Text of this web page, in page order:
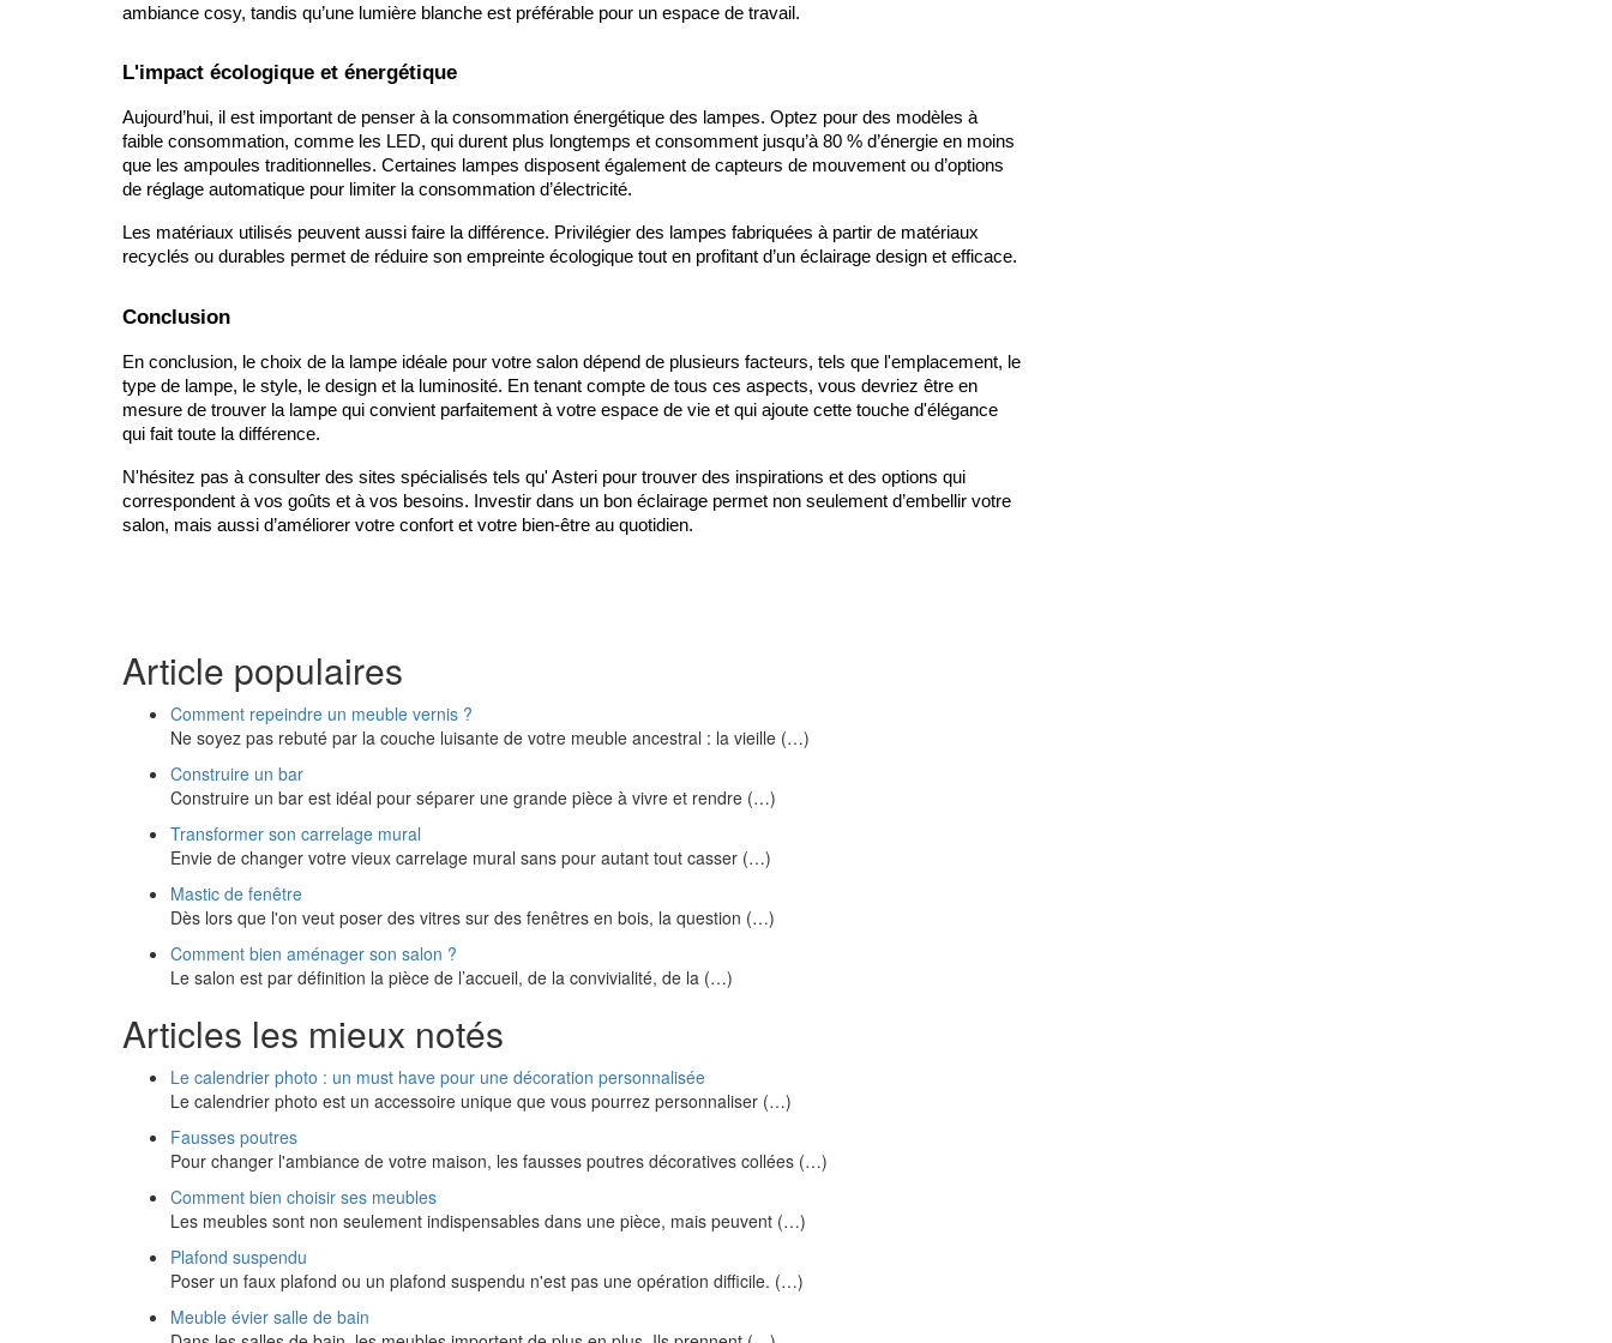
ambiance cosy, tandis qu’une lumière blanche est préférable pour un espace de travail.
L'impact écologique et énergétique
Aujourd’hui, il est important de penser à la consommation énergétique des lampes. Optez pour des modèles à
faible consommation, comme les LED, qui durent plus longtemps et consomment jusqu’à 80 % d’énergie en moins
que les ampoules traditionnelles. Certaines lampes disposent également de capteurs de mouvement ou d’options
de réglage automatique pour limiter la consommation d’électricité.
Les matériaux utilisés peuvent aussi faire la différence. Privilégier des lampes fabriquées à partir de matériaux
recyclés ou durables permet de réduire son empreinte écologique tout en profitant d’un éclairage design et efficace.
Conclusion
En conclusion, le choix de la lampe idéale pour votre salon dépend de plusieurs facteurs, tels que l'emplacement, le
type de lampe, le style, le design et la luminosité. En tenant compte de tous ces aspects, vous devriez être en
mesure de trouver la lampe qui convient parfaitement à votre espace de vie et qui ajoute cette touche d'élégance
qui fait toute la différence.
N'hésitez pas à consulter des sites spécialisés tels qu' Asteri pour trouver des inspirations et des options qui
correspondent à vos goûts et à vos besoins. Investir dans un bon éclairage permet non seulement d’embellir votre
salon, mais aussi d’améliorer votre confort et votre bien-être au quotidien.
Article populaires
Comment repeindre un meuble vernis ?
Ne soyez pas rebuté par la couche luisante de votre meuble ancestral : la vieille (…)
Construire un bar
Construire un bar est idéal pour séparer une grande pièce à vivre et rendre (…)
Transformer son carrelage mural
Envie de changer votre vieux carrelage mural sans pour autant tout casser (…)
Mastic de fenêtre
Dès lors que l'on veut poser des vitres sur des fenêtres en bois, la question (…)
Comment bien aménager son salon ?
Le salon est par définition la pièce de l’accueil, de la convivialité, de la (…)
Articles les mieux notés
Le calendrier photo : un must have pour une décoration personnalisée
Le calendrier photo est un accessoire unique que vous pourrez personnaliser (…)
Fausses poutres
Pour changer l'ambiance de votre maison, les fausses poutres décoratives collées (…)
Comment bien choisir ses meubles
Les meubles sont non seulement indispensables dans une pièce, mais peuvent (…)
Plafond suspendu
Poser un faux plafond ou un plafond suspendu n'est pas une opération difficile. (…)
Meuble évier salle de bain